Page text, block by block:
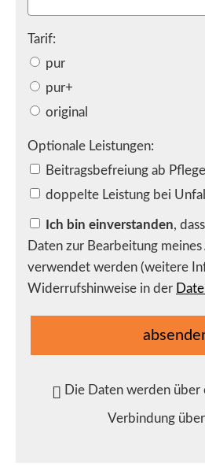
Tarif:
pur
pur+
original
Optionale Leistungen:
Beitragsbefreiung ab
doppelte Leistung bei
Ich bin einverstanden,
Daten zur Bearbeitung meines
verwendet werden (weitere
Widerrufshinweise in der
Die Daten werden über
Verbindung